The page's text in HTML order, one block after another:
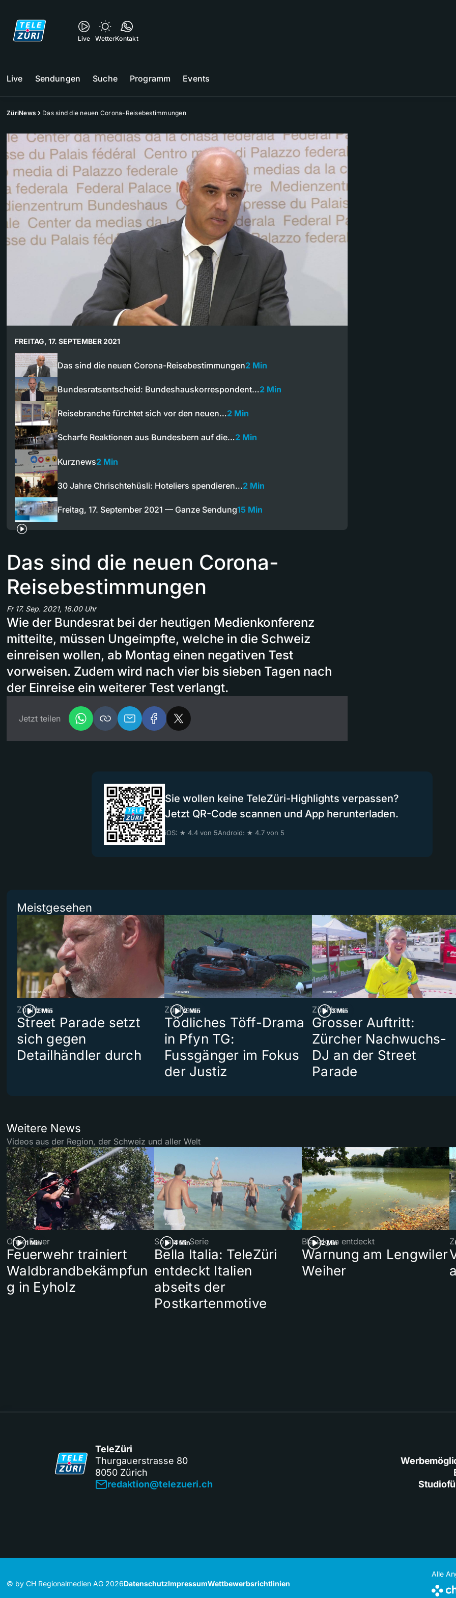
Live WetterKontakt
Live Sendungen Suche Programm Events
ZüriNews Das sind die neuen Corona-Reisebestimmungen
FREITAG, 17. SEPTEMBER 2021
Das sind die neuen Corona-Reisebestimmungen2 Min
Bundesratsentscheid: Bundeshauskorrespondent…2 Min
Reisebranche fürchtet sich vor den neuen…2 Min
Scharfe Reaktionen aus Bundesbern auf die…2 Min
Kurznews2 Min
30 Jahre Chrischtehüsli: Hoteliers spendieren…2 Min
Freitag, 17. September 2021 — Ganze Sendung15 Min
Das sind die neuen Corona-
Reisebestimmungen
Fr 17. Sep. 2021, 16.00 Uhr
Wie der Bundesrat bei der heutigen Medienkonferenz
mitteilte, müssen Ungeimpfte, welche in die Schweiz
einreisen wollen, ab Montag einen negativen Test
vorweisen. Zudem wird nach vier bis sieben Tagen nach
der Einreise ein weiterer Test verlangt.
Jetzt teilen
Sie wollen keine TeleZüri-Highlights verpassen?
Jetzt QR-Code scannen und App herunterladen.
iOS: ★ 4.4 von 5Android: ★ 4.7 von 5
Meistgesehen
2 Min
ZüriNews
Street Parade setzt
sich gegen
Detailhändler durch
2 Min
ZüriNews
Tödliches Töff-Drama
in Pfyn TG:
Fussgänger im Fokus
der Justiz
3 Min
ZüriNews
Grosser Auftritt:
Zürcher Nachwuchs-
DJ an der Street
Parade
Weitere News
Videos aus der Region, der Schweiz und aller Welt
1 Min
Ohne Feuer
Feuerwehr trainiert
Waldbrandbekämpfun
g in Eyholz
4 Min
Sommer-Serie
Bella Italia: TeleZüri
entdeckt Italien
abseits der
Postkartenmotive
2 Min
Blaualgen entdeckt
Warnung am Lengwiler
Weiher
TeleZüri
Thurgauerstrasse 80
8050 Zürich
redaktion@telezueri.ch
© by CH Regionalmedien AG 2026DatenschutzImpressumWettbewerbsrichtlinien
Alle